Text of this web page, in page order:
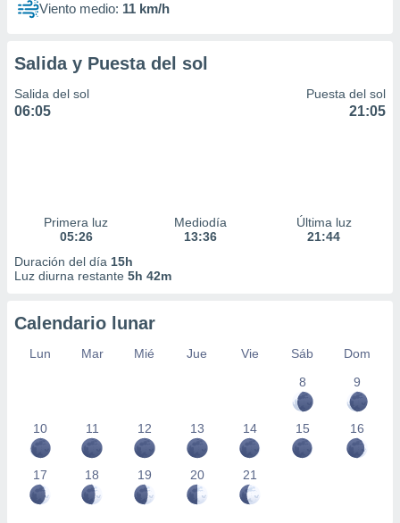
Viento medio: 11 km/h
Salida y Puesta del sol
Salida del sol
06:05
Puesta del sol
21:05
Primera luz
05:26
Mediodía
13:36
Última luz
21:44
Duración del día 15h
Luz diurna restante 5h 42m
Calendario lunar
Lun Mar Mié Jue Vie Sáb
Dom
8
9
10 11 12 13 14 15 16
17 18 19 20 21